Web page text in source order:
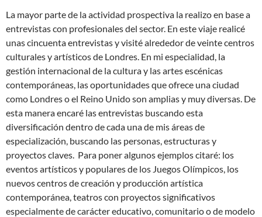
La mayor parte de la actividad prospectiva la realizo en base a
entrevistas con profesionales del sector. En este viaje realicé
unas cincuenta entrevistas y visité alrededor de veinte centros
culturales y artísticos de Londres. En mi especialidad, la
gestión internacional de la cultura y las artes escénicas
contemporáneas, las oportunidades que ofrece una ciudad
como Londres o el Reino Unido son amplias y muy diversas. De
esta manera encaré las entrevistas buscando esta
diversificación dentro de cada una de mis áreas de
especialización, buscando las personas, estructuras y
proyectos claves. Para poner algunos ejemplos citaré: los
eventos artísticos y populares de los Juegos Olímpicos, los
nuevos centros de creación y producción artística
contemporánea, teatros con proyectos significativos
especialmente de carácter educativo, comunitario o de modelo